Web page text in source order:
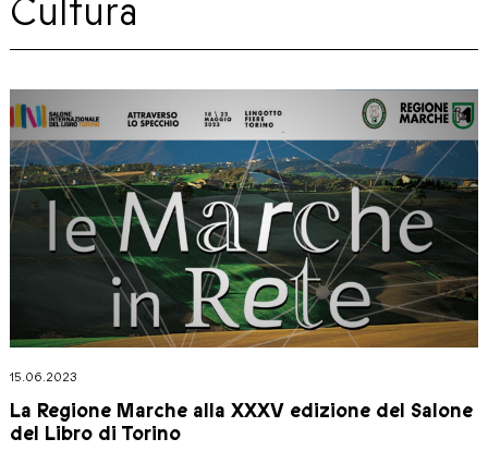
Cultura
15.06.2023
La Regione Marche alla XXXV edizione del Salone
del Libro di Torino